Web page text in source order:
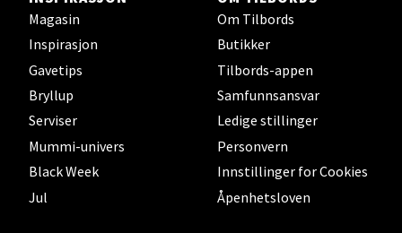
Magasin
Inspirasjon
Gavetips
Bryllup
Serviser
Mummi-univers
Black Week
Jul
Om Tilbords
Butikker
Tilbords-appen
Samfunnsansvar
Ledige stillinger
Personvern
Innstillinger for Cookies
Åpenhetsloven
Sortland - Sortland Storsenter
Åpent i dag 10-16
0 i butikk